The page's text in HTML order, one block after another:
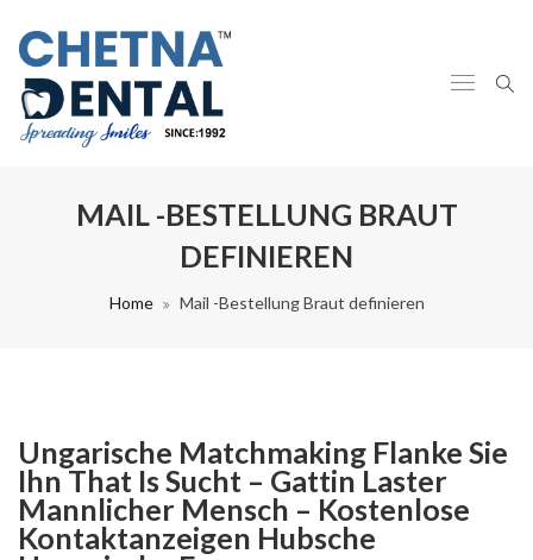
MAIL -BESTELLUNG BRAUT
DEFINIEREN
Home Mail -Bestellung Braut definieren
Ungarische Matchmaking Flanke Sie
Ihn That Is Sucht – Gattin Laster
Mannlicher Mensch – Kostenlose
Kontaktanzeigen Hubsche